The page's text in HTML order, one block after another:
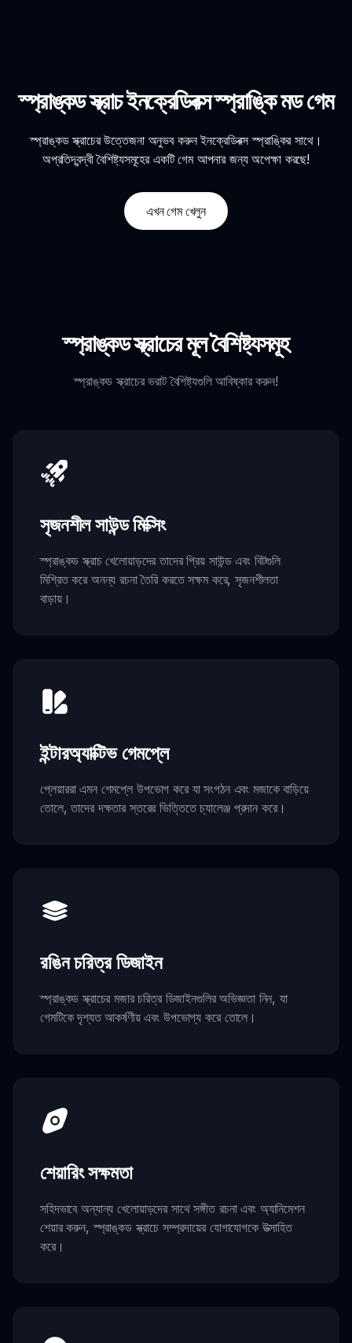
স্প্রাঙ্কড স্ক্রাচ ইনক্রেডিবক্স স্প্রাঙ্কি মড গেম
স্প্রাঙ্কড স্ক্রাচের উত্তেজনা অনুভব করুন ইনক্রেডিবক্স স্প্রাঙ্কির সাথে।
অপ্রতিদ্বন্দ্বী বৈশিষ্ট্যসমূহের একটি গেম আপনার জন্য অপেক্ষা করছে!
এখন গেম খেলুন
স্প্রাঙ্কড স্ক্রাচের মূল বৈশিষ্ট্যসমূহ
স্প্রাঙ্কড স্ক্রাচের ভরাট বৈশিষ্ট্যগুলি আবিষ্কার করুন!
সৃজনশীল সাউন্ড মিক্সিং
স্প্রাঙ্কড স্ক্রাচ খেলোয়াড়দের তাদের প্রিয় সাউন্ড এবং বিটগুলি
মিশ্রিত করে অনন্য রচনা তৈরি করতে সক্ষম করে, সৃজনশীলতা
বাড়ায়।
ইন্টারঅ্যাক্টিভ গেমপ্লে
প্লেয়াররা এমন গেমপ্লে উপভোগ করে যা সংগঠন এবং মজাকে বাড়িয়ে
তোলে, তাদের দক্ষতার স্তরের ভিত্তিতে চ্যালেঞ্জ প্রদান করে।
রঙিন চরিত্র ডিজাইন
স্প্রাঙ্কড স্ক্রাচের মজার চরিত্র ডিজাইনগুলির অভিজ্ঞতা নিন, যা
গেমটিকে দৃশ্যত আকর্ষণীয় এবং উপভোগ্য করে তোলে।
শেয়ারিং সক্ষমতা
সহিদভাবে অন্যান্য খেলোয়াড়দের সাথে সঙ্গীত রচনা এবং অ্যানিমেশন
শেয়ার করুন, স্প্রাঙ্কড স্ক্রাচে সম্প্রদায়ের যোগাযোগকে উত্সাহিত
করে।